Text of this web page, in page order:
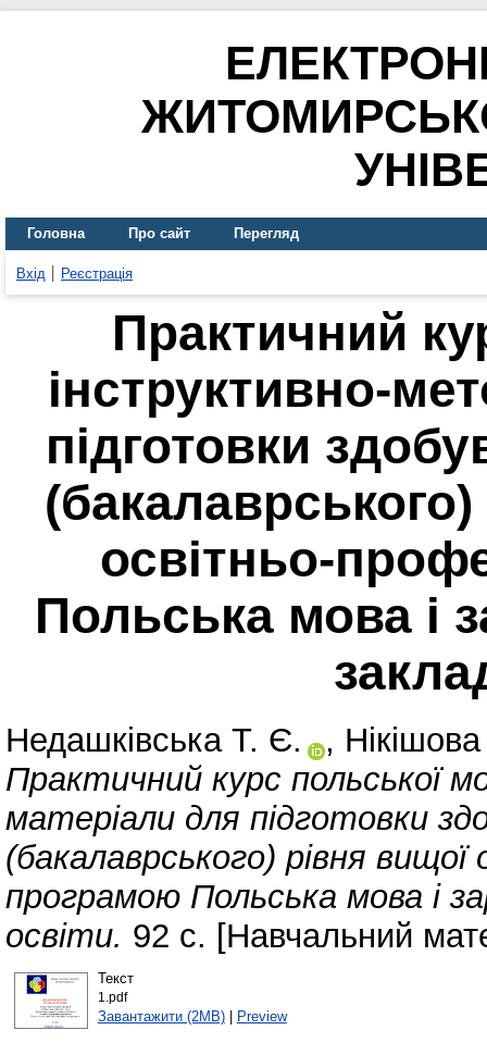
Головна Про сайт Перегляд
Вхід Реєстрація
Практичний
інструктивно-
підготовки
освітньо-
Польська мова і
Недашківська Т. Є. ,
Практичний курс польської
матеріали для підготовки
(бакалаврського) рівня
програмою Польська мова і
освіти. 92 с. [Навчальний
Текст
1.pdf
Завантажити (2MB)| Preview